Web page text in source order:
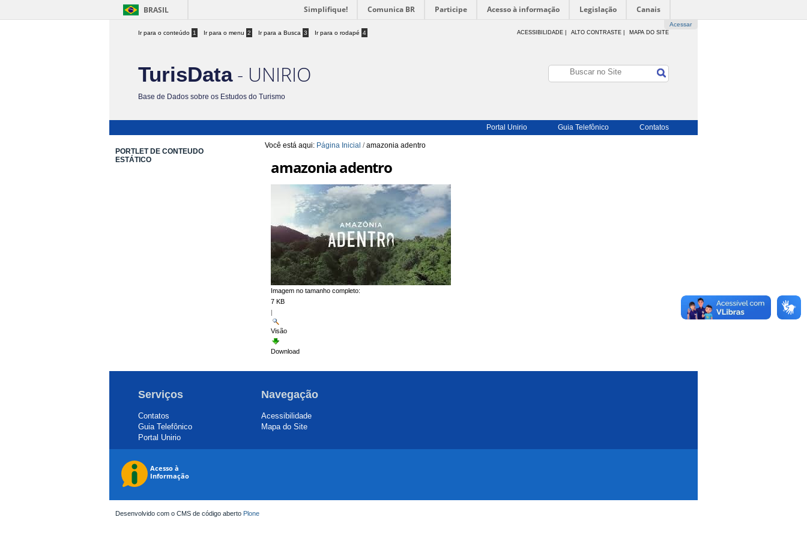
BRASIL Simplifique! Comunica BR Participe Acesso à informação Legislação Canais
Acessar
Ir para o conteúdo 1 Ir para o menu 2 Ir para a Busca 3 Ir para o rodapé 4 ACESSIBILIDADE ALTO CONTRASTE | MAPA DO SITE
TurisData- UNIRIO
Base de Dados sobre os Estudos do Turismo
Portal Unirio Guia Telefônico Contatos
Você está aqui: Página Inicial /amazonia adentro
amazonia adentro
Imagem no tamanho completo:
7 KB
|
Visão
Download
PORTLET DE CONTEUDO
ESTÁTICO
Serviços
Contatos
Guia Telefônico
Portal Unirio
Navegação
Acessibilidade
Mapa do Site
Desenvolvido com o CMS de código aberto Plone